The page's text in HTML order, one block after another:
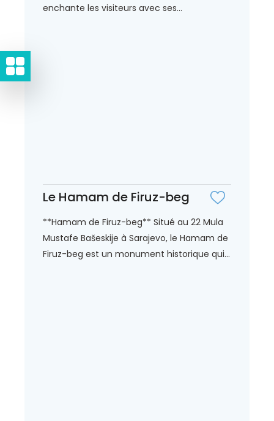
enchante les visiteurs avec ses...
Le Hamam de Firuz-beg
**Hamam de Firuz-beg** Situé au 22 Mula
Mustafe Bašeskije à Sarajevo, le Hamam de
Firuz-beg est un monument historique qui...